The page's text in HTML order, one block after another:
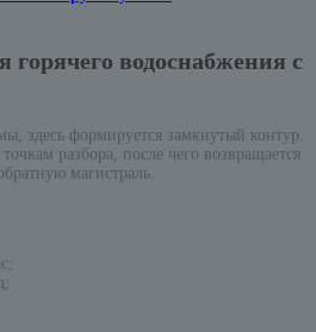
водоснабжения с
здесь формируется замкнутый контур.
разбора, после чего возвращается
магистраль.